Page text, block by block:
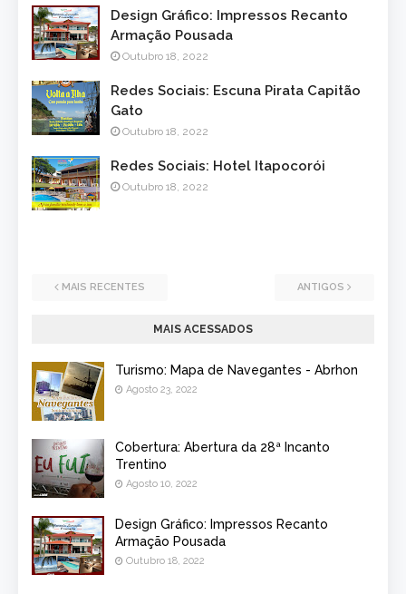
Design Gráfico: Impressos Recanto
Armação Pousada
Outubro 18, 2022
Redes Sociais: Escuna Pirata Capitão
Gato
Outubro 18, 2022
Redes Sociais: Hotel Itapocorói
Outubro 18, 2022
MAIS RECENTES ANTIGOS
MAIS ACESSADOS
Turismo: Mapa de Navegantes - Abrhon
Agosto 23, 2022
Cobertura: Abertura da 28ª Incanto
Trentino
Agosto 10, 2022
Design Gráfico: Impressos Recanto
Armação Pousada
Outubro 18, 2022